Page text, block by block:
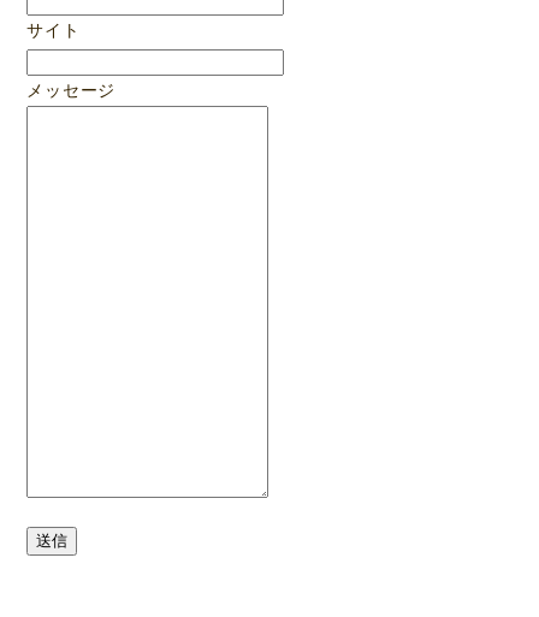
サイト
メッセージ
送信